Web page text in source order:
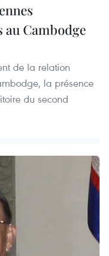
Cambodge
de la relation
la présence
du second